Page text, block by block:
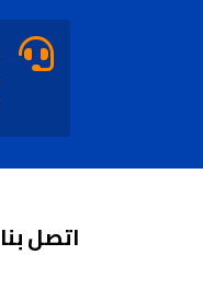
اتصل بنا